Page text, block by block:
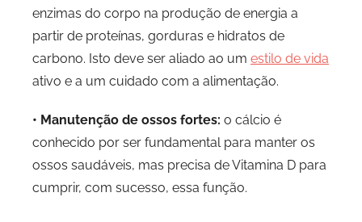
enzimas do corpo na produção de energia a
partir de proteínas, gorduras e hidratos de
carbono. Isto deve ser aliado ao um estilo de vida
ativo e a um cuidado com a alimentação.
• Manutenção de ossos fortes: o cálcio é
conhecido por ser fundamental para manter os
ossos saudáveis, mas precisa de Vitamina D para
cumprir, com sucesso, essa função.